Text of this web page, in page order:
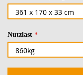
Nutzlast